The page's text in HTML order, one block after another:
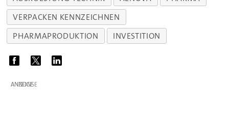
VERPACKEN KENNZEICHNEN
PHARMAPRODUKTION
INVESTITION
ANZEIGE